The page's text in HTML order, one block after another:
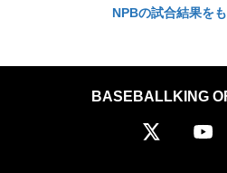
NPBの試合結果を
BASEBALLKING